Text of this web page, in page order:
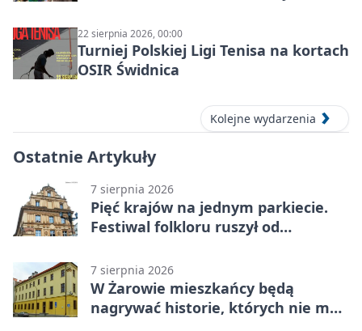
22 sierpnia 2026, 00:00
Turniej Polskiej Ligi Tenisa na kortach
OSIR Świdnica
Kolejne wydarzenia
Ostatnie Artykuły
7 sierpnia 2026
Pięć krajów na jednym parkiecie.
Festiwal folkloru ruszył od
7 sierpnia 2026
W Żarowie mieszkańcy będą
nagrywać historie, których nie ma